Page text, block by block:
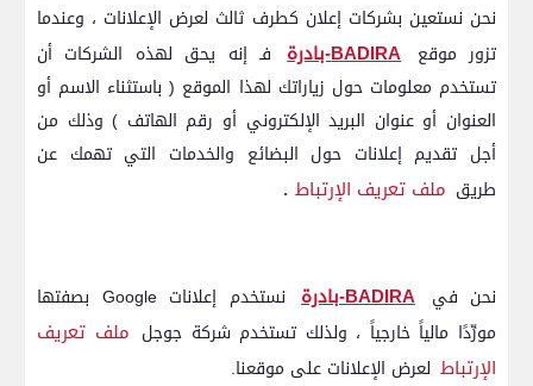
نحن نستعين بشركات إعلان كطرف ثالث لعرض الإعلانات ، وعندما
تزور موقع BADIRA-بادرة
فـ إنه يحق لهذه الشركات أن
تستخدم معلومات حول زياراتك لهذا الموقع ( باستثناء الاسم أو
العنوان أو عنوان البريد الإلكتروني أو رقم الهاتف ) وذلك من
أجل تقديم إعلانات حول البضائع والخدمات التي تهمك عن
طريق ملف تعريف الإرتباط .
نحن في BADIRA-بادرة
نستخدم إعلانات Google بصفتها
مورِّدًا مالياً خارجياً ، ولذلك تستخدم شركة جوجل ملف تعريف
الإرتباط لعرض الإعلانات على موقعنا.